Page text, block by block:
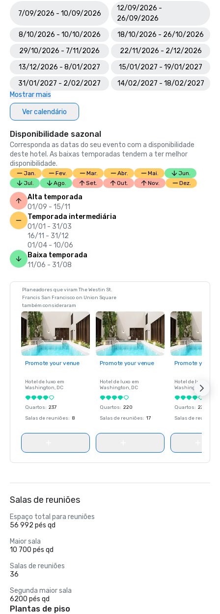
7/09/2026 - 10/09/2026
12/09/2026 -
26/09/2026
8/10/2026 - 10/10/2026
18/10/2026 - 26/10/2026
29/10/2026 - 7/11/2026
22/11/2026 - 2/12/2026
13/12/2026 - 8/01/2027
15/01/2027 - 19/01/2027
31/01/2027 - 2/02/2027
14/02/2027 - 18/02/2027
Mostrar mais
Ver calendário
Disponibilidade sazonal
Corresponda as datas do seu evento com a disponibilidade
deste hotel. As baixas temporadas tendem a ter melhor
disponibilidade.
Jan. Fev. Mar. Abr. Mai.
Jun.
Jul.
Ago. Set. Out. Nov. Dez.
Alta temporada
01/09 - 15/11
Temporada intermediária
01/01 - 31/03
16/11 - 31/12
01/04 - 10/06
Baixa temporada
11/06 - 31/08
Planeadores que viram The Westin St.
Francis San Francisco on Union Square
também consideraram
Promote your venue
Hotel de luxo em
Washington, DC
Quartos: 237
Salas de reuniões: 8
Promote your venue
Hotel de luxo em
Washington, DC
Quartos: 220
Salas de reuniões: 17
Promote your
Hotel de luxo em
Washington
Quartos: 237
Salas de reuniões
Salas de reuniões
Espaço total para reuniões
56 992 pés qd
Maior sala
10 700 pés qd
Salas de reuniões
36
Segunda maior sala
6200 pés qd
Plantas de piso